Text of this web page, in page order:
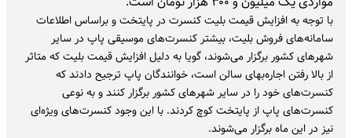
با توجه به افزایش قیمت بلیت کنسرت در پایتخت و براساس اطلاعات
سامانه‌های فروش بلیت، بیشتر کنسرت‌های موسیقی پاپ در سایر
شهرهای کشور برگزار می‌شوند، گویا به دلیل افزایش قیمت بلیت که متاثر
از بالا رفتن اجاره‌بهای سالن است، خوانندگان پاپ ترجیح دادند که
کنسرت‌های خود را در سایر شهرهای کشور برگزار کنند و به نوعی
کنسرت‌های پاپ از پایتخت کوچ کردند. با این وجود کنسرت‌های ویژه‌ای
نیز در این ماه برگزار می‌شوند.